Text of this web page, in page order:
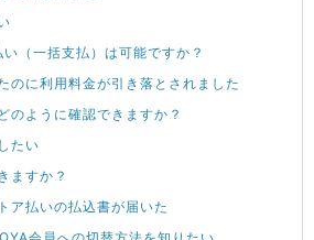
（一括支払）は可能ですか？
のに利用料金が引き落とされました
のように確認できますか？
たい
ますか？
ア払いの払込書が届いた